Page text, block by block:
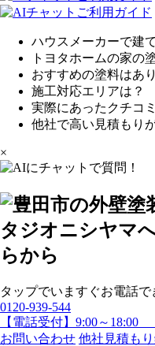
ハウスメーカーで建
トヨタホームの家の
おすすめの塗料はあ
施工対応エリアは？
実際にあったクチコ
他社で高い見積もり
×
タップでいますぐお電話で
0120-939-544
【電話受付】9:00～18:00
お問い合わせ 他社見積も